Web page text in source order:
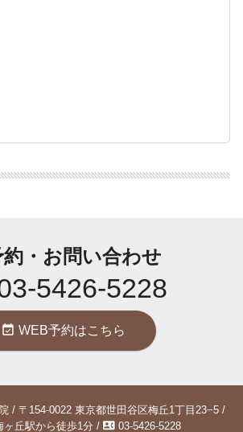
約・お問い合わせ
5426-5228
event_available WEB予約はこちら
/ 〒154-0022 東京都世田谷区梅丘1丁目23−5 /
ヶ丘駅から徒歩1分 / contact_phone 03-5426-5228